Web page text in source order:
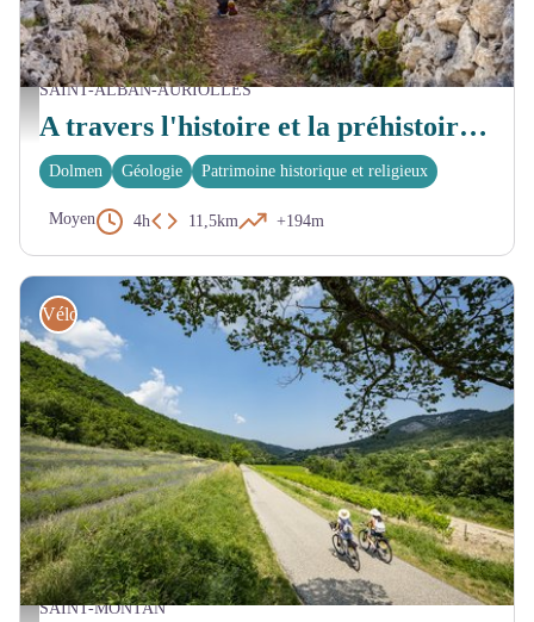
SAINT-ALBAN-AURIOLLES
A travers l'histoire et la préhistoire à St-Alban
Dolmen Géologie Patrimoine historique et religieux
Moyen 4h 11,5km +194m
Vélo
SAINT-MONTAN